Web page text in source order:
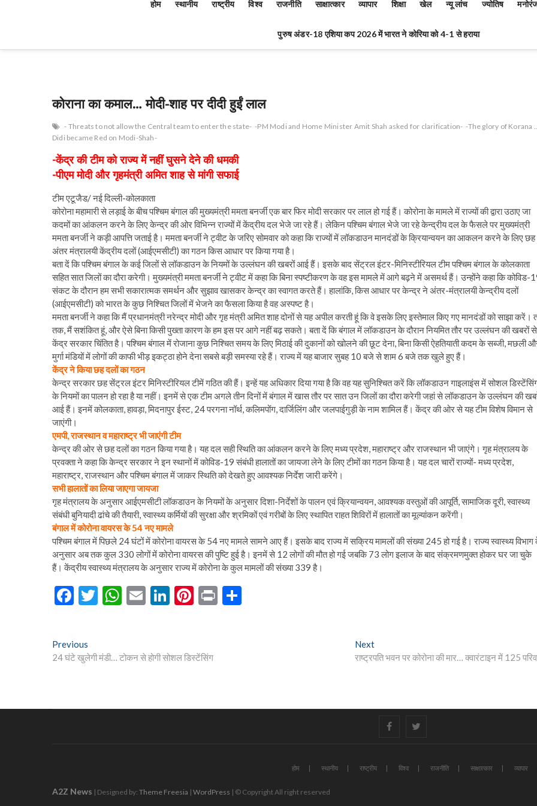
होम स्थानीय राष्ट्रीय विश्व राजनीति साक्षात्कार व्यापार शिक्षा खेल न्यू लांच ज्योतिष
पुरुष अंडर-18 एशिया कप 2026 में भारत ने कोरिया को 4-1 से हराया
कोराना का कमाल… मोदी-शाह पर दीदी हुईं लाल
- Threats to not allow the Central team to enter the state- -PM Modi and Home Minister Amit Shah asked for clarification- -The glory of Korana
Didi became Red on Modi-Shah-
-केंद्र की टीम को राज्य में नहीं घुसने देने की धमकी
-पीएम मोदी और गृहमंत्री अमित शाह से मांगी सफाई
टीम एटूजैड/ नई दिल्ली-कोलकाता
कोरोना महामारी से लड़ाई के बीच पश्चिम बंगाल की मुख्यमंत्री ममता बनर्जी एक बार फिर मोदी सरकार पर लाल हो गई हैं। कोरोना के मामले में राज्यों की द्वारा उठाए जा
कदमों का आंकलन करने के लिए केन्द्र की ओर विभिन्न राज्यों में केंद्रीय दल भेजे जा रहे हैं। लेकिन पश्चिम बंगाल भेजे जा रहे केन्द्रीय दल के फैसले पर मुख्यमंत्री
ममता बनर्जी ने कड़ी आपत्ति जताई है। ममता बनर्जी ने ट्वीट के जरिए सोमवार को कहा कि राज्यों में लॉकडाउन मानदंडों के क्रियान्वयन का आकलन करने के लिए छह
अंतर मंत्रालयी केंद्रीय दलों (आईएमसीटी) का गठन किस आधार पर किया गया है।
बता दें कि पश्चिम बंगाल के कई जिलों से लॉकडाउन के नियमों के उल्लंघन की खबरों आई हैं। इसके बाद सेंट्रल इंटर-मिनिस्टीरियल टीम पश्चिम बंगाल के कोलकाता
सहित सात जिलों का दौरा करेगी। मुख्यमंत्री ममता बनर्जी ने ट्वीट में कहा कि बिना स्पष्टीकरण के वह इस मामले में आगे बढ़ने में असमर्थ हैं। उन्होंने कहा कि कोविड-
संकट के दौरान हम सभी सकारात्मक समर्थन और सुझाव खासकर केन्द्र का स्वागत करते हैं। हालांकि, किस आधार पर केन्द्र ने अंतर-मंत्रालयी केन्द्रीय दलों
(आईएमसीटी) को भारत के कुछ निश्चित जिलों में भेजने का फैसला किया है वह अस्पष्ट है।
ममता बनर्जी ने कहा कि मैं प्रधानमंत्री नरेन्द्र मोदी और गृह मंत्री अमित शाह दोनों से यह अपील करती हूं कि वे इसके लिए इस्तेमाल किए गए मानदंडों को साझा करें।
तक, मैं सशंकित हूं, और ऐसे बिना किसी पुख्ता कारण के हम इस पर आगे नहीं बढ़ सकते। बता दें कि बंगाल में लॉकडाउन के दौरान नियमित तौर पर उल्लंघन की खबरों से
केंद्र सरकार चिंतित है। पश्चिम बंगाल में रोजाना कुछ निश्चित समय के लिए मिठाई की दुकानों को खोलने की छूट देना, बिना किसी ऐहतियाती कदम के सब्जी, मछली
मुर्गा मंडियों में लोगों की काफी भीड़ इकट्ठा होने देना सबसे बड़ी समस्या रहे हैं। राज्य में यह बाजार सुबह 10 बजे से शाम 6 बजे तक खुले हुए हैं।
केंद्र ने किया छह दलों का गठन
केन्द्र सरकार छह सेंट्रल इंटर मिनिस्टीरियल टीमें गठित की हैं। इन्हें यह अधिकार दिया गया है कि वह यह सुनिश्चित करें कि लॉकडाउन गाइलाइंस में सोशल
के नियमों का पालन हो रहा है या नहीं। इनमें से एक टीम अगले तीन दिनों में बंगाल में खास तौर पर सात उन जिलों का दौरा करेगी जहां से लॉकडाउन के उल्लंघन की
आई हैं। इनमें कोलकाता, हावड़ा, मिदनापुर ईस्ट, 24 परगना नॉर्थ, कलिमपोंग, दार्जिलिंग और जलपाईगुड़ी के नाम शामिल हैं। केंद्र की ओर से यह टीम विशेष विमान से
जाएंगी।
एमपी, राजस्थान व महाराष्ट्र भी जाएंगी टीम
केन्द्र की ओर से छह दलों का गठन किया गया है। यह दल सही स्थिति का आंकलन करने के लिए मध्य प्रदेश, महाराष्ट्र और राजस्थान भी जाएंगे। गृह मंत्रालय के
प्रवक्ता ने कहा कि केन्द्र सरकार ने इन स्थानों में कोविड-19 संबंधी हालातों का जायजा लेने के लिए टीमों का गठन किया है। यह दल चारों राज्यों- मध्य प्रदेश,
महाराष्ट्र, राजस्थान और पश्चिम बंगाल में जाकर स्थिति को देखते हुए आवश्यक निर्देश जारी करेंगे।
सभी हालातों का लिया जाएगा जायजा
गृह मंत्रालय के अनुसार आईएमसीटी लॉकडाउन के नियमों के अनुसार दिशा-निर्देशों के पालन एवं क्रियान्वयन, आवश्यक वस्तुओं की आपूर्ति, सामाजिक दूरी, स्वास्थ्य
संबंधी बुनियादी ढांचे की तैयारी, स्वास्थ्य कर्मियों की सुरक्षा और श्रमिकों एवं गरीबों के लिए स्थापित राहत शिविरों में हालातों का मूल्यांकन करेंगी।
बंगाल में कोरोना वायरस के 54 नए मामले
पश्चिम बंगाल में पिछले 24 घंटों में कोरोना वायरस के 54 नए मामले सामने आए हैं। इसके बाद राज्य में सक्रिय मामलों की संख्या 245 हो गई है। राज्य स्वास्थ्य
अनुसार अब तक कुल 330 लोगों में कोरोना वायरस की पुष्टि हुई है। इनमें से 12 लोगों की मौत हो गई जबकि 73 लोग इलाज के बाद संक्रमणमुक्त होकर घर जा चुके
हैं। केंद्रीय स्वास्थ्य मंत्रालय के अनुसार राज्य में कोरोना के कुल मामलों की संख्या 339 है।
F
b
k
T
er
W
s
p
E
l
Li
dI
Pi
es
Pr
Post
navigation
Previous
post:
24 घंटे खुलेगी मंडी… टोकन से होगी सोशल डिस्टेंसिंग
NextNext
post:
राष्ट्रपति भवन पर कोरोना की मार… क्वारंटाइन में 125
#
होम स्थानीय राष्ट्रीय विश्व राजनीति साक्षात्कार व्यापार
A2Z News | Designed by: Theme Freesia | WordPress | © Copyright All right reserved